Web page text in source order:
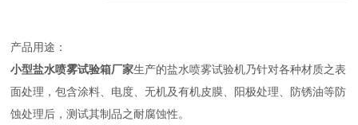
产品用途：
小型盐水喷雾试验箱厂家生产的盐水喷雾试验机乃针对各种材质之表
面处理，包含涂料、电度、无机及有机皮膜、阳极处理、防锈油等防
蚀处理后，测试其制品之耐腐蚀性。